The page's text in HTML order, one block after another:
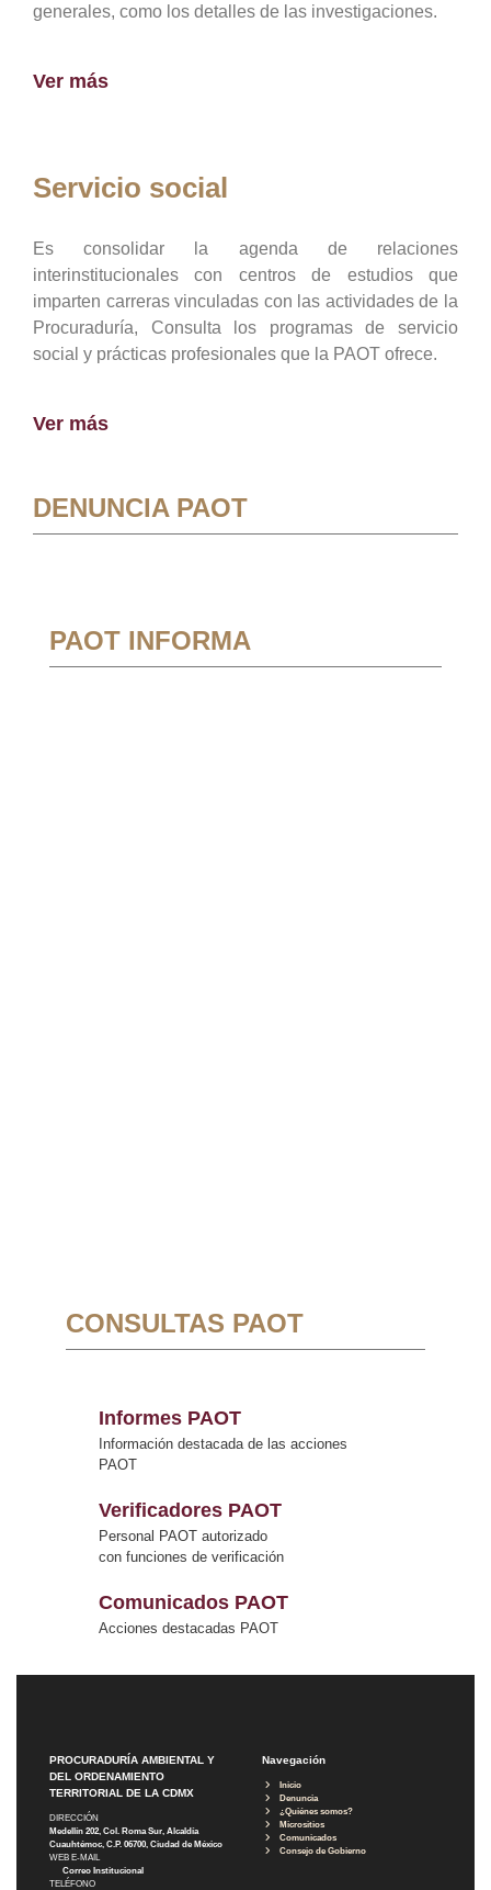
generales, como los detalles de las investigaciones.
Ver más
Servicio social
Es consolidar la agenda de relaciones
interinstitucionales con centros de estudios que
imparten carreras vinculadas con las actividades de la
Procuraduría, Consulta los programas de servicio
social y prácticas profesionales que la PAOT ofrece.
Ver más
DENUNCIA PAOT
PAOT INFORMA
CONSULTAS PAOT
Informes PAOT
Información destacada de las acciones
PAOT
Verificadores PAOT
Personal PAOT autorizado
con funciones de verificación
Comunicados PAOT
Acciones destacadas PAOT
PROCURADURÍA AMBIENTAL Y
DEL ORDENAMIENTO
TERRITORIAL DE LA CDMX
DIRECCIÓN
Medellín 202, Col. Roma Sur, Alcaldía
Cuauhtémoc, C.P. 06700, Ciudad de México
WEB E-MAIL
Correo Institucional
TELÉFONO
Navegación
Inicio
Denuncia
¿Quiénes somos?
Micrositios
Comunicados
Consejo de Gobierno